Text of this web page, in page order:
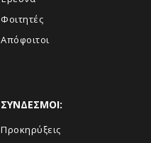
Φοιτητές
Απόφοιτοι
ΣΥΝΔΕΣΜΟΙ:
Προκηρύξεις